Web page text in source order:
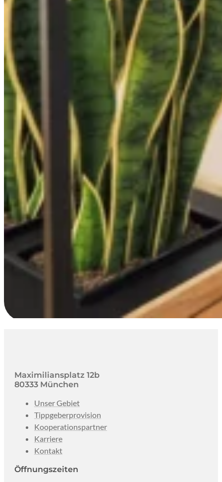
Maximiliansplatz 12b
80333 München
Unser Gebiet
Tippgeberprovision
Kooperationspartner
Karriere
Kontakt
Öffnungszeiten